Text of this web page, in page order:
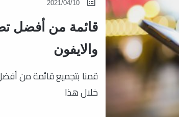
2021/04/10
والايفون
خلال هذا